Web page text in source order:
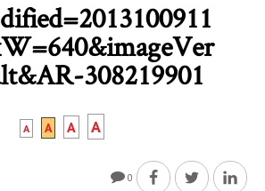
308219901
A A A A
0